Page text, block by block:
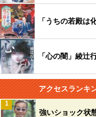
「うちの若殿は
「心の闇」綾辻
アクセスランキ
強いショック状
1